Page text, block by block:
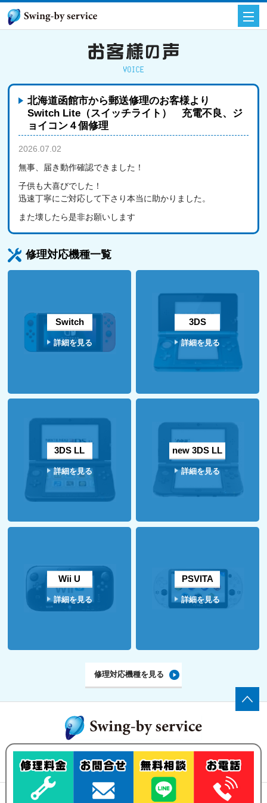
北海道函館市から郵送修理のお客様より
Switch Lite（スイッチライト） 充電不良、ジ
ョイコン４個修理
2026.07.02
無事、届き動作確認できました！
子供も大喜びでした！
迅速丁寧にご対応して下さり本当に助かりました。
また壊したら是非お願いします
修理対応機種一覧
Switch
詳細を見る
3DS
詳細を見る
3DS LL
詳細を見る
new 3DS LL
詳細を見る
Wii U
詳細を見る
PSVITA
詳細を見る
修理対応機種を見る
ゲーム機の修理・買い取りなら、
Swing-by serviceにお任せ下さい！
買い取りについて お問い合わせ 古物営業法の規定に基づく表示